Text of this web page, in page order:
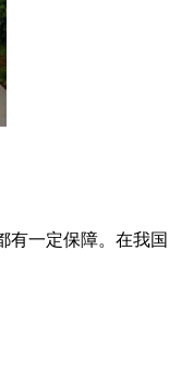
一定保障。在我